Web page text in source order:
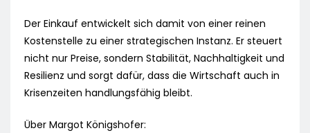
Der Einkauf entwickelt sich damit von einer reinen
Kostenstelle zu einer strategischen Instanz. Er steuert
nicht nur Preise, sondern Stabilität, Nachhaltigkeit und
Resilienz und sorgt dafür, dass die Wirtschaft auch in
Krisenzeiten handlungsfähig bleibt.
Über Margot Königshofer: